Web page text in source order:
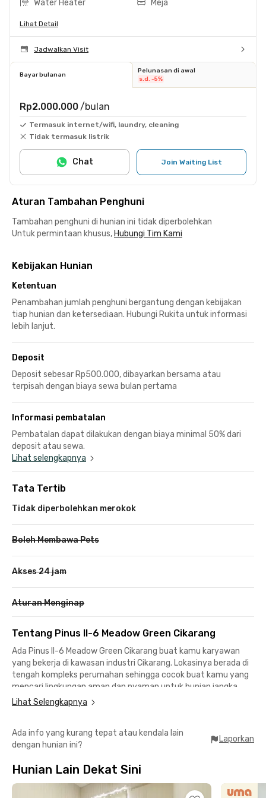
Water Heater Meja
Lihat Detail
Jadwalkan Visit
Bayar bulanan
Pelunasan di awal
s.d. -5%
Rp2.000.000 /bulan
Termasuk internet/wifi, laundry, cleaning
Tidak termasuk listrik
Join Waiting List
Chat
Aturan Tambahan Penghuni
Tambahan penghuni di hunian ini tidak diperbolehkan
Untuk permintaan khusus, Hubungi Tim Kami
Kebijakan Hunian
Ketentuan
Penambahan jumlah penghuni bergantung dengan kebijakan
tiap hunian dan ketersediaan. Hubungi Rukita untuk informasi
lebih lanjut.
Deposit
Deposit sebesar Rp500.000, dibayarkan bersama atau
terpisah dengan biaya sewa bulan pertama
Informasi pembatalan
Pembatalan dapat dilakukan dengan biaya minimal 50% dari
deposit atau sewa.
Lihat selengkapnya
Tata Tertib
Tidak diperbolehkan merokok
Boleh Membawa Pets
Akses 24 jam
Aturan Menginap
Tentang Pinus II-6 Meadow Green Cikarang
Ada Pinus II-6 Meadow Green Cikarang buat kamu karyawan
yang bekerja di kawasan industri Cikarang. Lokasinya berada di
tengah kompleks perumahan sehingga cocok buat kamu yang
mencari lingkungan aman dan nyaman untuk hunian jangka
panjang.
dan Waterboom Lippo Cikarang sehingga mencari hiburan
maupun pusat perbelanjaan sangat mudah. Siloam Hospital
ini, yaitu 6 menit saja.
Hanya butuh kurang dari 10 menit untuk mencapai area
Lihat Selengkapnya
Ada info yang kurang tepat atau kendala lain
dengan hunian ini?
Laporkan
Hunian Lain Dekat Sini